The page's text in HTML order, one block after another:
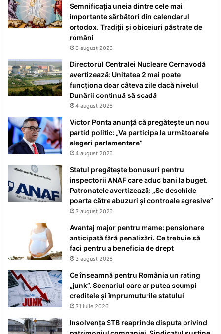
Semnificația uneia dintre cele mai
importante sărbători din calendarul
ortodox. Tradiții și obiceiuri păstrate de
români
6 august 2026
Directorul Centralei Nucleare Cernavodă
avertizează: Unitatea 2 mai poate
funcționa doar câteva zile dacă nivelul
Dunării continuă să scadă
4 august 2026
Victor Ponta anunță că pregătește un nou
partid politic: „Va participa la următoarele
alegeri parlamentare”
4 august 2026
Statul pregătește bonusuri pentru
inspectorii ANAF care aduc bani la buget.
Patronatele avertizează: „Se deschide
poarta către abuzuri și controale agresive”
3 august 2026
Avantaj major pentru mame: pensionare
anticipată fără penalizări. Ce trebuie să
faci pentru a beneficia de drept
3 august 2026
Ce înseamnă pentru România un rating
„junk”. Scenariul care ar putea scumpi
creditele și împrumuturile statului
31 iulie 2026
Insolvența STB reaprinde disputa privind